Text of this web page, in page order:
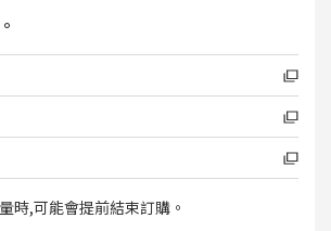
時,可能會提前結束訂購。